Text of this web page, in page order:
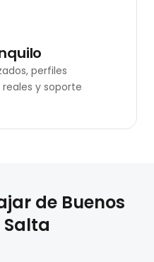
perfiles
y soporte
de Buenos
Salta